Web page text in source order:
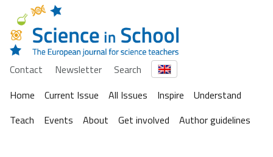
Contact Newsletter
Search
Home
Current Issue All Issues Inspire
Understand
Teach
Events About Get involved Author guidelines